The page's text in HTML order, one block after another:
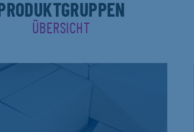
PRODUKTGRUPPEN
ÜBERSICHT